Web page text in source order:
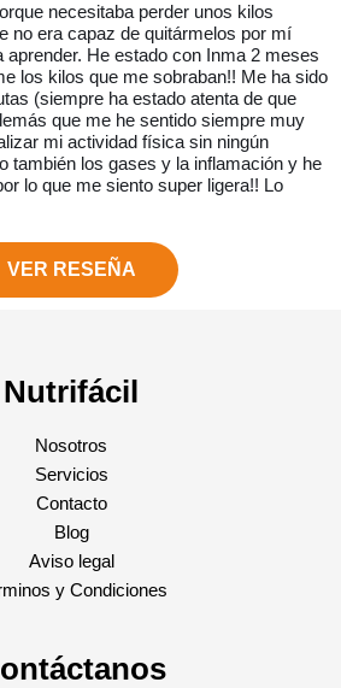
necesitaba perder unos kilos
no era capaz de quitármelos por mí
He estado con Inma 2 meses
los kilos que me sobraban!! Me ha sido
(siempre ha estado atenta de que
que me he sentido siempre muy
mi actividad física sin ningún
también los gases y la inflamación y he
lo que me siento super ligera!! Lo
VER RESEÑA
Nutrifácil
Nosotros
Servicios
Contacto
Blog
Aviso legal
y Condiciones